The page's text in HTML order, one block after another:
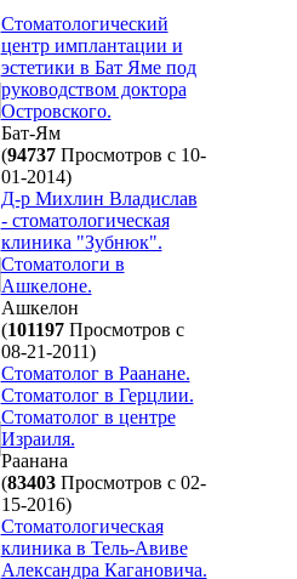
Стоматологический
центр имплантации и
эстетики в Бат Яме под
руководством доктора
Островского.
Бат-Ям
(94737Просмотров с 10-
01-2014)
Д-р Михлин Владислав
- стоматологическая
клиника "Зубнюк".
Стоматологи в
Ашкелоне.
Ашкелон
(101197Просмотров с
08-21-2011)
Стоматолог в Раанане.
Стоматолог в Герцлии.
Стоматолог в центре
Израиля.
Раанана
(83403Просмотров с 02-
15-2016)
Стоматологическая
клиника в Тель-Авиве
Александра Кагановича.